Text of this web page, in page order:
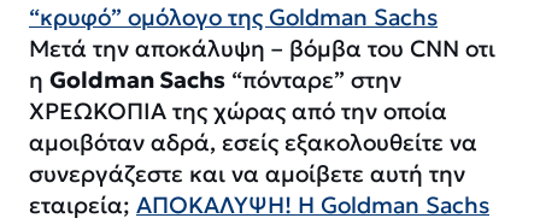
“κρυφό” ομόλογο της Goldman Sachs
Μετά την αποκάλυψη – βόμβα του CNN οτι
η Goldman Sachs “πόνταρε” στην
ΧΡΕΩΚΟΠΙΑ της χώρας από την οποία
αμοιβόταν αδρά, εσείς εξακολουθείτε να
συνεργάζεστε και να αμοίβετε αυτή την
εταιρεία; ΑΠΟΚΑΛΥΨΗ! H Goldman Sachs